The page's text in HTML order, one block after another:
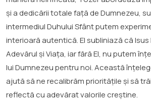
și a dedicării totale față de Dumnezeu,
intermediul Duhului Sfânt putem
interioară autentică. El subliniază că
Adevărul și Viața, iar fără El, nu putem
lui Dumnezeu pentru noi. Această
ajută să ne recalibrăm prioritățile și să
reflectă cu adevărat valorile creștine.